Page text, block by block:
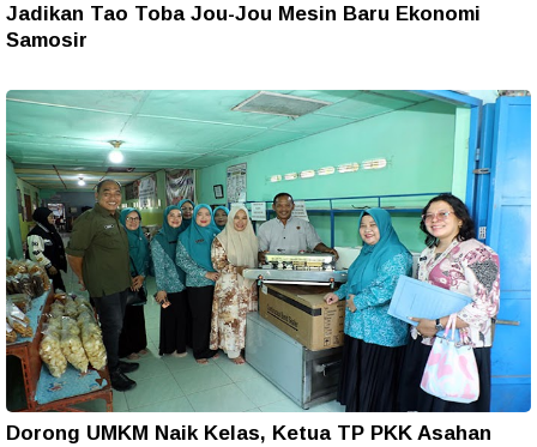
Jadikan Tao Toba Jou-Jou Mesin Baru Ekonomi
Samosir
Dorong UMKM Naik Kelas, Ketua TP PKK Asahan